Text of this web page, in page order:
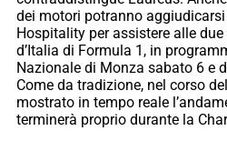
dei motori potranno
Hospitality per assistere alle
d’Italia di Formula 1, in
Nazionale di Monza sabato 6 e
Come da tradizione, nel corso
mostrato in tempo reale
terminerà proprio durante la